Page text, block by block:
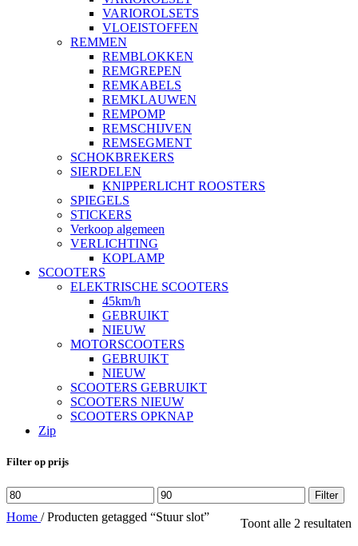
VARIOROLSETS
VLOEISTOFFEN
REMMEN
REMBLOKKEN
REMGREPEN
REMKABELS
REMKLAUWEN
REMPOMP
REMSCHIJVEN
REMSEGMENT
SCHOKBREKERS
SIERDELEN
KNIPPERLICHT ROOSTERS
SPIEGELS
STICKERS
Verkoop algemeen
VERLICHTING
KOPLAMP
SCOOTERS
ELEKTRISCHE SCOOTERS
45km/h
GEBRUIKT
NIEUW
MOTORSCOOTERS
GEBRUIKT
NIEUW
SCOOTERS GEBRUIKT
SCOOTERS NIEUW
SCOOTERS OPKNAP
Zip
Filter op prijs
Min.
prijs
Max.
prijs
Filter
Home / Producten getagged “Stuur slot” Toont alle 2 resultaten